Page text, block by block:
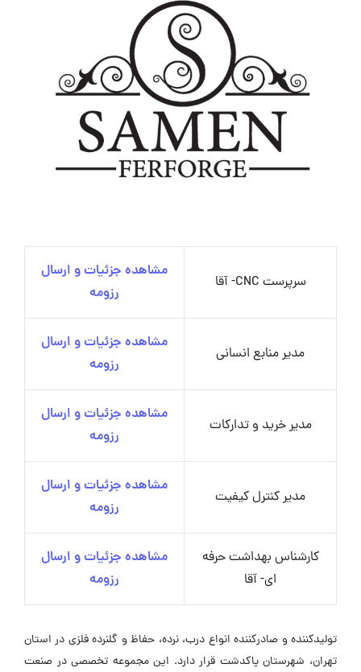
سرپرست CNC- آقا
مشاهده جزئیات و ارسال
رزومه
مدیر منابع انسانی
مشاهده جزئیات و ارسال
رزومه
مدیر خرید و تدارکات
مشاهده جزئیات و ارسال
رزومه
مدیر کنترل کیفیت
مشاهده جزئیات و ارسال
رزومه
کارشناس بهداشت حرفه
ای- آقا
مشاهده جزئیات و ارسال
رزومه
تولیدکننده و صادرکننده انواع درب، نرده، حفاظ و گلنرده فلزی در استان
تهران، شهرستان پاکدشت قرار دارد. این مجموعه تخصصی در صنعت